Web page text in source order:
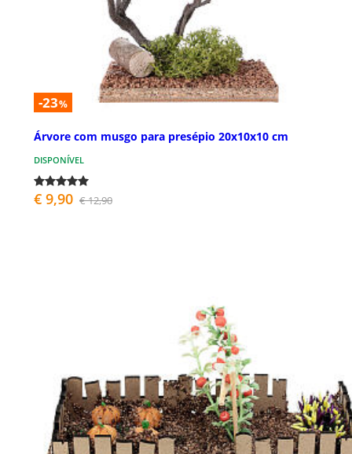
-23%
Árvore com musgo para presépio 20x10x10 cm
DISPONÍVEL
€ 9,90 € 12,90